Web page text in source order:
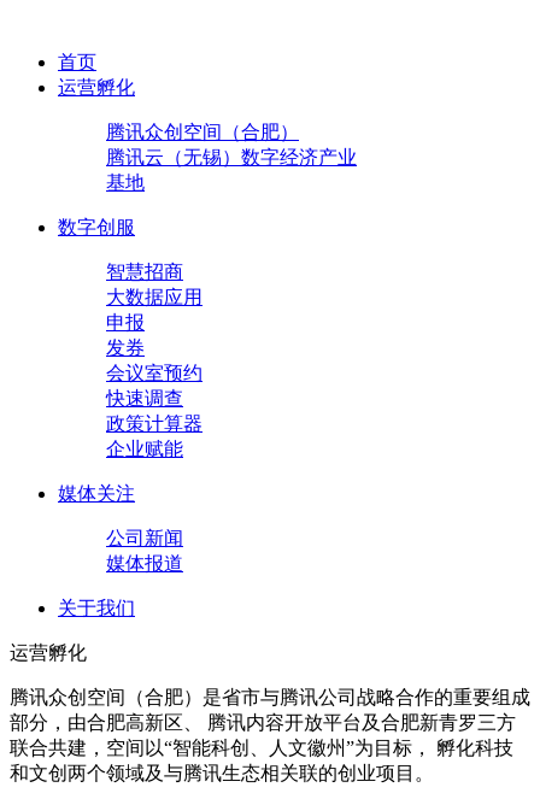
首页
运营孵化
腾讯众创空间（合肥）
腾讯云（无锡）数字经济产业
基地
数字创服
智慧招商
大数据应用
申报
发券
会议室预约
快速调查
政策计算器
企业赋能
媒体关注
公司新闻
媒体报道
关于我们
运营孵化
腾讯众创空间（合肥）是省市与腾讯公司战略合作的重要组成
部分，由合肥高新区、 腾讯内容开放平台及合肥新青罗三方
联合共建，空间以“智能科创、人文徽州”为目标， 孵化科技
和文创两个领域及与腾讯生态相关联的创业项目。